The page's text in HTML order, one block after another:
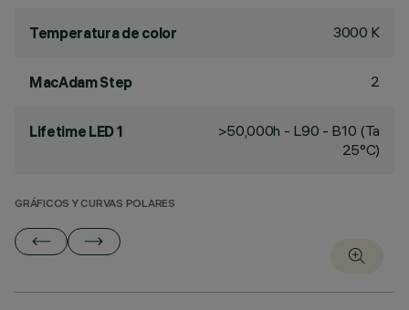
Temperatura de color 3000 K
MacAdam Step 2
Lifetime LED 1
>50,000h - L90 - B10 (Ta
25°C)
GRÁFICOS Y CURVAS POLARES